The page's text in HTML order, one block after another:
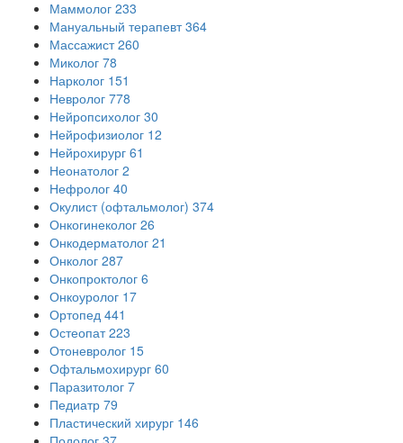
Маммолог 233
Мануальный терапевт 364
Массажист 260
Миколог 78
Нарколог 151
Невролог 778
Нейропсихолог 30
Нейрофизиолог 12
Нейрохирург 61
Неонатолог 2
Нефролог 40
Окулист (офтальмолог) 374
Онкогинеколог 26
Онкодерматолог 21
Онколог 287
Онкопроктолог 6
Онкоуролог 17
Ортопед 441
Остеопат 223
Отоневролог 15
Офтальмохирург 60
Паразитолог 7
Педиатр 79
Пластический хирург 146